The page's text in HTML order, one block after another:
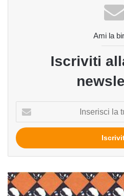
Ami la
Iscriviti
tua
mail
Black
Rebel